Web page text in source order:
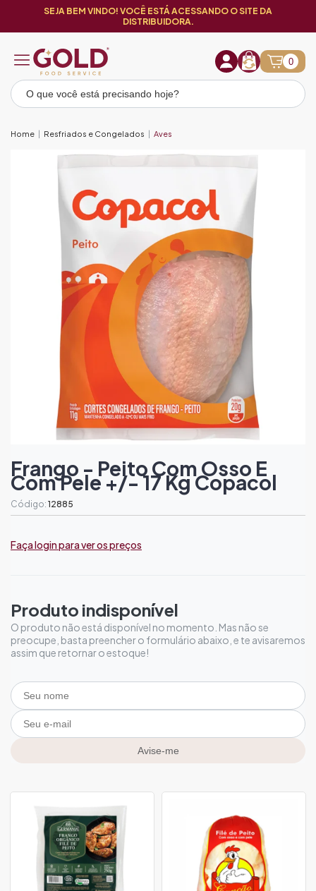
SEJA BEM VINDO! VOCÊ ESTÁ ACESSANDO O SITE DA
DISTRIBUIDORA.
0
Home Resfriados e Congelados Aves
Frango - Peito Com Osso E
Com Pele +/- 17 Kg Copacol
Código: 12885
Faça login para ver os preços
Produto indisponível
O produto não está disponível no momento. Mas não se
preocupe, basta preencher o formulário abaixo, e te avisaremos
assim que retornar o estoque!
Avise-me